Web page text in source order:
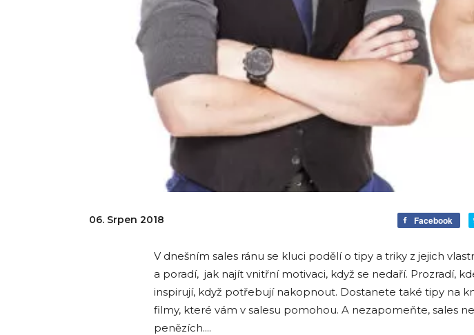
06. Srpen 2018 Facebook
V dnešním sales ránu se kluci podělí o tipy a triky z jejich
a poradí, jak najít vnitřní motivaci, když se nedaří. Prozradí,
inspirují, když potřebují nakopnout. Dostanete také tipy na
filmy, které vám v salesu pomohou. A nezapomeňte, sales
penězích….